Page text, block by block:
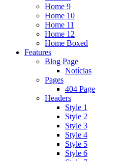
Home 9
Home 10
Home 11
Home 12
Home Boxed
Features
Blog Page
Notícias
Pages
404 Page
Headers
Style 1
Style 2
Style 3
Style 4
Style 5
Style 6